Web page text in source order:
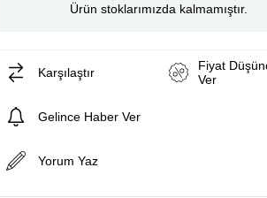
Ürün stoklarımızda kalmamıştır.
Karşılaştır
Fiyat
Ver
Gelince Haber Ver
Yorum Yaz